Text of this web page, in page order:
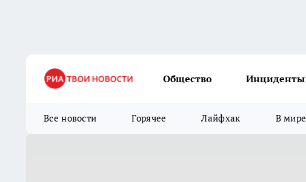
Общество Инциденты
Все новости Горячее Лайфхак В мире